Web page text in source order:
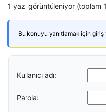
1 yazı görüntüleniyor (toplam
Bu konuyu yanıtlamak için giriş
Kullanıcı adı:
Parola: